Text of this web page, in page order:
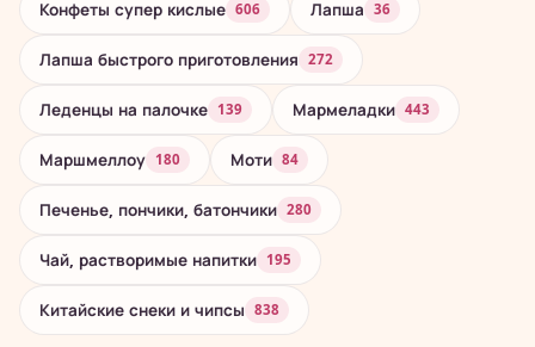
Конфеты супер кислые 606 Лапша 36
Лапша быстрого приготовления 272
Леденцы на палочке 139 Мармеладки 443
Маршмеллоу 180 Моти 84
Печенье, пончики, батончики 280
Чай, растворимые напитки 195
Китайские снеки и чипсы 838